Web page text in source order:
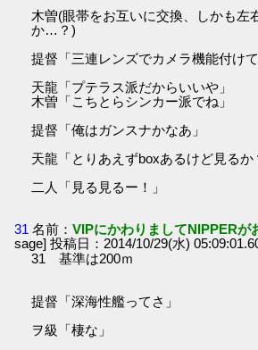
木曽(眼帯をお互いに交換、しかも左
か…？)
提督「三連レンズでカメラ機能付けて
天龍「プテラス派だからいいや」
木曽「こちとらシンカー派でね」
提督「俺はガンスナかなあ」
天龍「とりあえずboxあるけど見るか
二人「見る見るー！」
31 名前：VIPにかわりましてNIPPERが
sage] 投稿日：2014/10/29(水)
31 基準は200ｍ
提督「深海性艦ってさ」
ヲ級「棲な」